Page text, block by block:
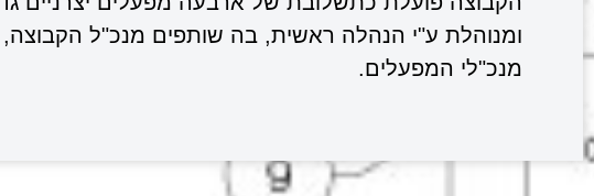
ומנוהלת ע"י הנהלה ראשית, בה שותפים מנכ"ל
מנכ"לי המפעלים.